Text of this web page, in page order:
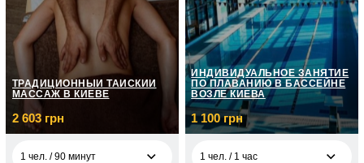
ТРАДИЦИОННЫЙ ТАЙСКИЙ
МАССАЖ В КИЕВЕ
2 603 грн
1 чел. / 90 минут
ИНДИВИДУАЛЬНОЕ ЗАНЯТИЕ
ПО ПЛАВАНИЮ В БАССЕЙНЕ
ВОЗЛЕ КИЕВА
1 100 грн
1 чел. / 1 час